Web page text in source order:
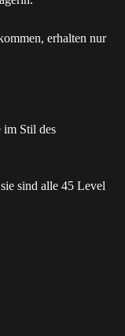
erhalten nur
im Stil des
sind alle 45 Level